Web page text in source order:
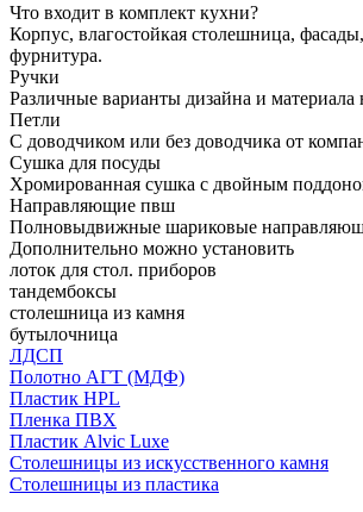
Что входит в комплект кухни?
Корпус, влагостойкая столешница,
фурнитура.
Ручки
Различные варианты дизайна и материала
Петли
С доводчиком или без доводчика от
Сушка для посуды
Хромированная сушка с двойным
Направляющие пвш
Полновыдвижные шариковые
Дополнительно можно установить
лоток для стол. приборов
тандембоксы
столешница из камня
бутылочница
ЛДСП
Полотно АГТ (МДФ)
Пластик HPL
Пленка ПВХ
Пластик Alvic Luxe
Столешницы из искусственного камня
Столешницы из пластика